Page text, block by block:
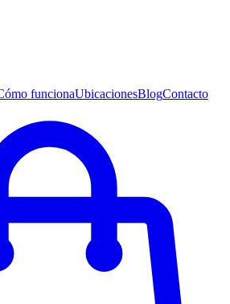
funcionaUbicacionesBlogContacto